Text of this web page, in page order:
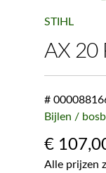
STIHL
AX 20
#
Bijlen /
€
Alle prijzen